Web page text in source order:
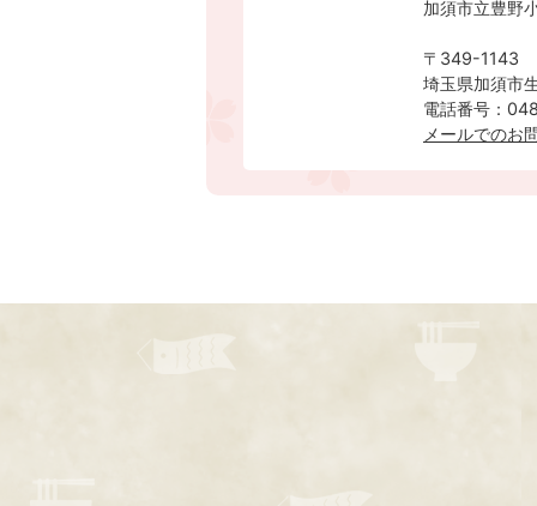
加須市立豊野
〒349-1143
埼玉県加須市
電話番号：
メールでのお